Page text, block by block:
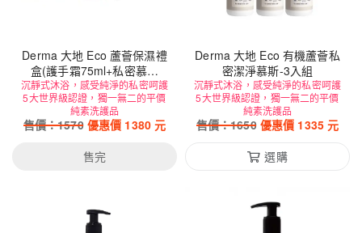
Derma 大地 Eco 蘆薈保濕禮
盒(護手霜75ml+私密慕斯
150ml+潔顏露200ml)
沉靜式沐浴，感受純淨的私密呵護
5大世界級認證，獨一無二的平價
純素洗護品
售價：1570 優惠價 1380元
售完
Derma 大地 Eco 有機蘆薈私
密潔淨慕斯-3入組
沉靜式沐浴，感受純淨的私密呵護
5大世界級認證，獨一無二的平價
純素洗護品
售價：1650 優惠價 1335元
選購